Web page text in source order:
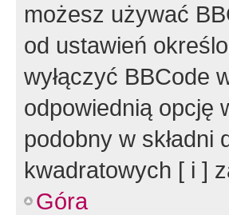
możesz używać
od ustawień
wyłączyć BBCode
odpowiednią opcję
podobny w
kwadratowych [ i ]
Góra